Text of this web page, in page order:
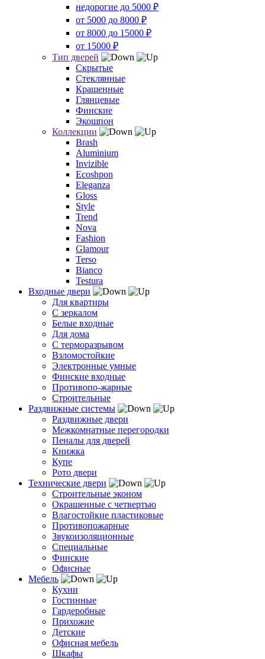
недорогие до 5000 ₽
от 5000 до 8000 ₽
от 8000 до 15000 ₽
от 15000 ₽
Тип дверей
Скрытые
Стеклянные
Крашенные
Глянцевые
Финские
Экошпон
Коллекции
Brash
Aluminium
Invizible
Ecoshpon
Eleganza
Gloss
Style
Trend
Nova
Fashion
Glamour
Terso
Bianco
Testura
Входные двери
Для квартиры
С зеркалом
Белые входные
Для дома
С терморазрывом
Взломостойкие
Электронные умные
Финские входные
Противопо-жарные
Строительные
Раздвижные системы
Раздвижные двери
Межкомнатные перегородки
Пеналы для дверей
Книжка
Купе
Рото двери
Технические двери
Строительные эконом
Окрашенные с четвертью
Влагостойкие пластиковые
Противопожарные
Звукоизоляционные
Специальные
Финские
Офисные
Мебель
Кухни
Гостинные
Гардеробные
Прихожие
Детские
Офисная мебель
Шкафы